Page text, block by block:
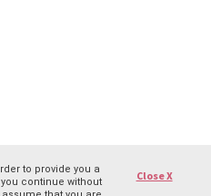
Close X
to provide you a
continue without